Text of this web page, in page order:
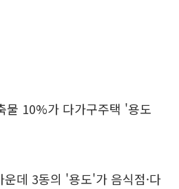
10%가 다가구주택 '용도
데 3동의 '용도'가 음식점·다